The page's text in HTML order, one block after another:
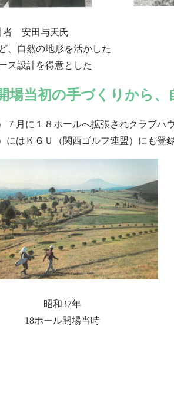
者 安田与天氏
、自然の地形を活かした
ス設計を得意とした
場当初の手づくりから
７月に１８ホールへ拡張されクラブハ
にはＫＧＵ（関西ゴルフ連盟）にも登
昭和37年
18ホール開場当時